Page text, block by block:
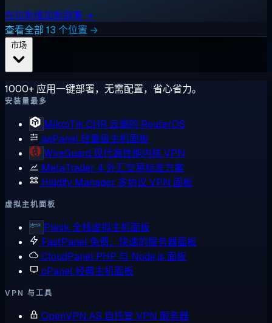
在拉斯维加斯部署 →
查看全部 13 个位置 →
1000+ 应用一键部署，无需配置，省心省力。
安装量最多
MikroTik CHR 云端的 RouterOS
aaPanel轻量级主机面板
WireGuard 现代高性能内核 VPN
MetaTrader 4 外汇交易标准方案
Hiddify Manager 多协议 VPN 面板
虚拟主机面板
Plesk 全栈虚拟主机面板
FastPanel 免费、快速的服务器面板
CloudPanel PHP 与 Node.js 面板
cPanel经典主机面板
VPN 与工具
OpenVPN AS 自托管 VPN 服务器